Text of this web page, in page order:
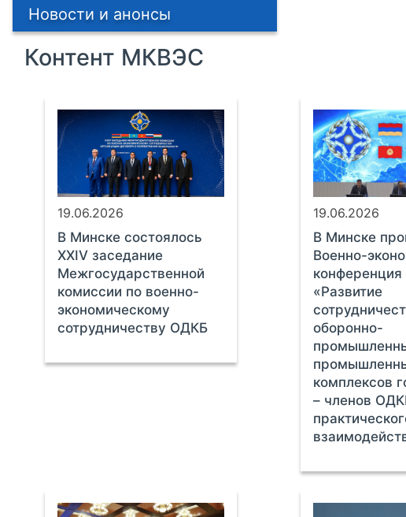
Новости и анонсы
Контент МКВЭС
19.06.2026
В Минске состоялось
XXIV заседание
Межгосударственной
комиссии по военно-
экономическому
сотрудничеству ОДКБ
19.06.2026
В Минске
Военно-
«Развитие
оборонно-
комплексов
– членов